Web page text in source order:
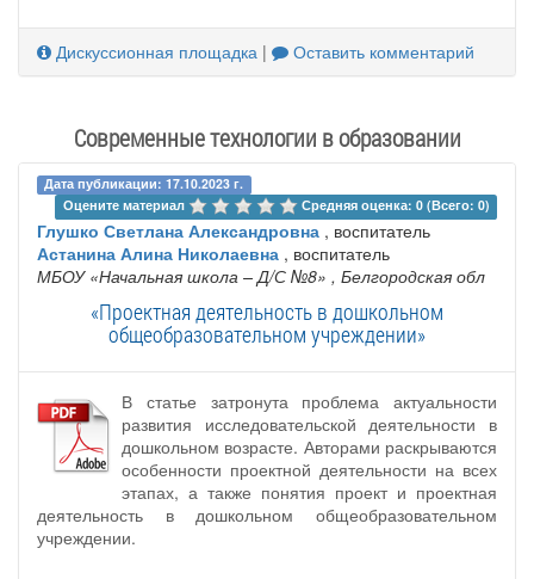
Дискуссионная площадка | Оставить комментарий
Современные технологии в образовании
Дата публикации: 17.10.2023 г.
Оцените материал
Средняя оценка: 0 (Всего: 0)
Глушко Светлана Александровна , воспитатель
Астанина Алина Николаевна , воспитатель
МБОУ «Начальная школа – Д/С №8» , Белгородская обл
«Проектная деятельность в дошкольном
общеобразовательном учреждении»
В статье затронута проблема актуальности
развития исследовательской деятельности в
дошкольном возрасте. Авторами раскрываются
особенности проектной деятельности на всех
этапах, а также понятия проект и проектная
деятельность в дошкольном общеобразовательном
учреждении.